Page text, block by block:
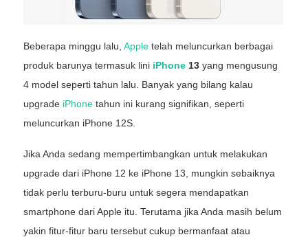
Beberapa minggu lalu, Apple telah meluncurkan berbagai
produk barunya termasuk lini iPhone 13 yang mengusung
4 model seperti tahun lalu. Banyak yang bilang kalau
upgrade iPhone tahun ini kurang signifikan, seperti
meluncurkan iPhone 12S.
Jika Anda sedang mempertimbangkan untuk melakukan
upgrade dari iPhone 12 ke iPhone 13, mungkin sebaiknya
tidak perlu terburu-buru untuk segera mendapatkan
smartphone dari Apple itu. Terutama jika Anda masih belum
yakin fitur-fitur baru tersebut cukup bermanfaat atau